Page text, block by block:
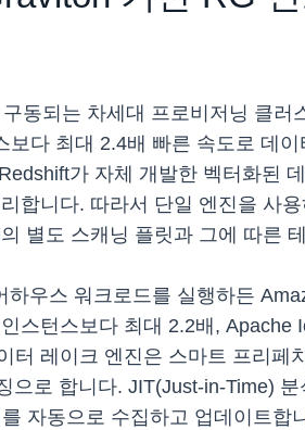
동되는 차세대 프로비저닝 클러
다 최대 2.4배 빠른 속도로 데
가 자체 개발한 벡터화된
합니다. 따라서 단일 엔진을 사
별도 스캐닝 플릿과 그에 따른
우스 워크로드를 실행하든
스턴스보다 최대 2.2배,
터 레이크 엔진은 스마트 프리
로 합니다. JIT(Just-in-Time)
자동으로 수집하고 업데이트